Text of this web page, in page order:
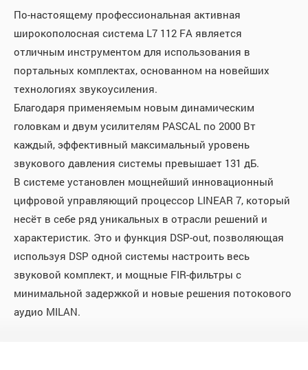
По-настоящему профессиональная активная
широкополосная система L7 112 FA является
отличным инструментом для использования в
портальных комплектах, основанном на новейших
технологиях звукоусиления.
Благодаря применяемым новым динамическим
головкам и двум усилителям PASCAL по 2000 Вт
каждый, эффективный максимальный уровень
звукового давления системы превышает 131 дБ.
В системе установлен мощнейший инновационный
цифровой управляющий процессор LINEAR 7, который
несёт в себе ряд уникальных в отрасли решений и
характеристик. Это и функция DSP-out, позволяющая
используя DSP одной системы настроить весь
звуковой комплект, и мощные FIR-фильтры с
минимальной задержкой и новые решения потокового
аудио MILAN.